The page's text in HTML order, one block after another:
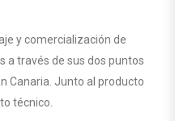
y comercialización de
a través de sus dos puntos
Canaria. Junto al producto
técnico.